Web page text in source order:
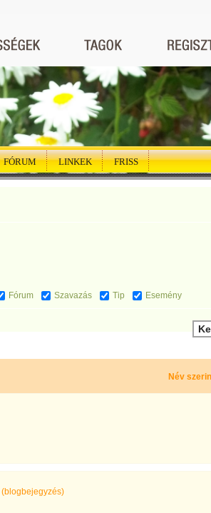
FÓRUM LINKEK FRISS
Fórum Szavazás Tip Esemény
Név
(blogbejegyzés)